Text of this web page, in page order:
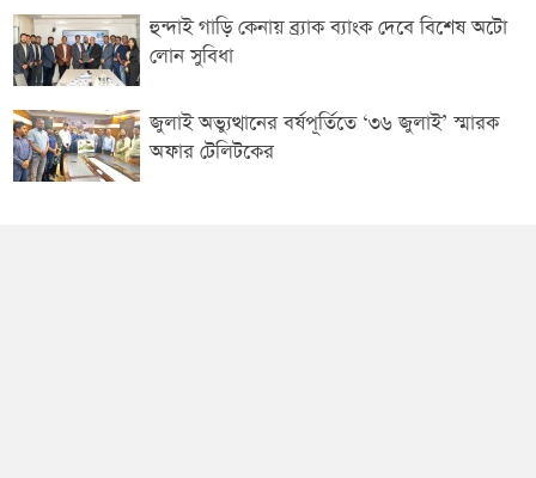
হুন্দাই গাড়ি কেনায় ব্র্যাক ব্যাংক দেবে বিশেষ অটো
লোন সুবিধা
জুলাই অভ্যুত্থানের বর্ষপূর্তিতে ‘৩৬ জুলাই’ স্মারক
অফার টেলিটকের